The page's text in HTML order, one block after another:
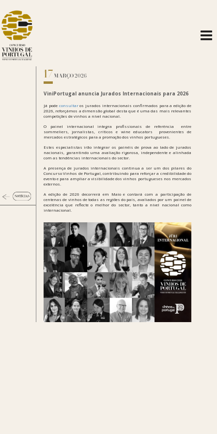
17 MARÇO 2026
ViniPortugal anuncia Jurados Internacionais para 2026
Já pode consultaros jurados internacionais confirmados para a edição de
2026, reforçámos a dimensão global desta que é uma das mais relevantes
competições de vinhos a nível nacional.
O painel internacional integra profissionais de referência  entre
sommeliers, jornalistas, críticos e wine educators  provenientes de
mercados estratégicos para a promoção dos vinhos portugueses.
Estes especialistas irão integrar os painéis de prova ao lado de jurados
nacionais, garantindo uma avaliação rigorosa, independente e alinhada
com as tendências internacionais do sector.
A presença de jurados internacionais continua a ser um dos pilares do
Concurso Vinhos de Portugal, contribuindo para reforçar a credibilidade do
evento e para ampliar a visibilidade dos vinhos portugueses nos mercados
externos.
A edição de 2026 decorrerá em Maio e contará com a participação de
centenas de vinhos de todas as regiões do país, avaliados por um painel de
excelência que reflecte o melhor do sector, tanto a nível nacional como
internacional.